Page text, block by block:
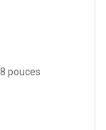
pouces